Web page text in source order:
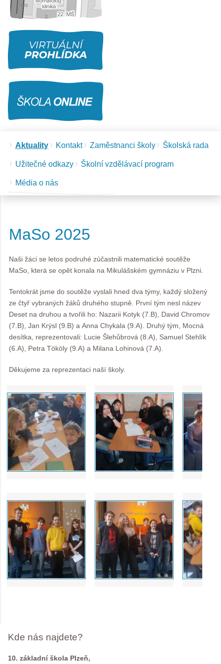
Aktuality Kontakt Zaměstnanci školy Školská rada
Užitečné odkazy Školní vzdělávací program
Média o nás
MaSo 2025
Naši žáci se letos podruhé zúčastnili matematické soutěže
MaSo, která se opět konala na Mikulášském gymnáziu v Plzni.
Tentokrát jsme do soutěže vyslali hned dva týmy, každý složený
ze čtyř vybraných žáků druhého stupně. První tým nesl název
Deset na druhou a tvořili ho: Nazarii Kotyk (7.B), David Chromov
(7.B), Jan Krýsl (9.B) a Anna Chykala (9.A). Druhý tým, Mocná
desítka, reprezentovali: Lucie Šlehůbrová (8.A), Samuel Stehlík
(6.A), Petra Tököly (9.A) a Milana Lohinová (7.A).
Děkujeme za reprezentaci naší školy.
Kde nás najdete?
10. základní škola Plzeň,